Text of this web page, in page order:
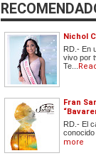
Nichol
RD.- En
vivo por
Te...
Fran
RD.- El
conocido
more